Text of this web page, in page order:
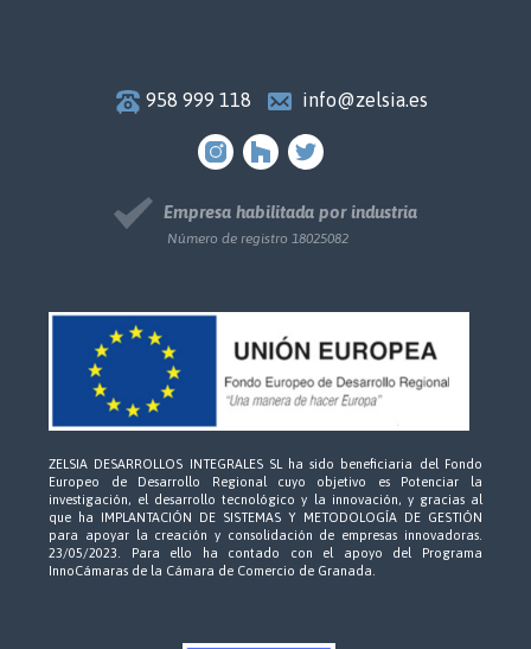
958 999 118 info@zelsia.es
Empresa habilitada por industria
Número de registro 18025082
ZELSIA DESARROLLOS INTEGRALES SL ha sido beneficiaria del Fondo
Europeo de Desarrollo Regional cuyo objetivo es Potenciar la
investigación, el desarrollo tecnológico y la innovación, y gracias al
que ha IMPLANTACIÓN DE SISTEMAS Y METODOLOGÍA DE GESTIÓN
para apoyar la creación y consolidación de empresas innovadoras.
23/05/2023. Para ello ha contado con el apoyo del Programa
InnoCámaras de la Cámara de Comercio de Granada.